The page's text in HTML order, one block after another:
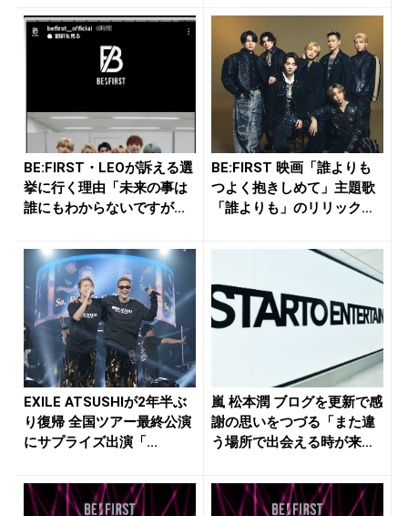
BE:FIRST・LEOが訴える選
挙に行く理由「未来の事は
誰にもわからないですが...
BE:FIRST 映画「誰よりも
つよく抱きしめて」主題歌
「誰よりも」のリリック
EXILE ATSUSHIが2年半ぶ
り復帰 全国ツアー最終公演
にサプライズ出演「...
嵐 松本潤 ブログを更新で感
謝の思いをつづる「また違
う場所で出会える時が来る